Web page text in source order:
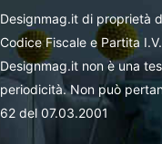
Designmag.it di proprietà
Codice Fiscale e Partita
Designmag.it non è una
periodicità. Non può
62 del 07.03.2001